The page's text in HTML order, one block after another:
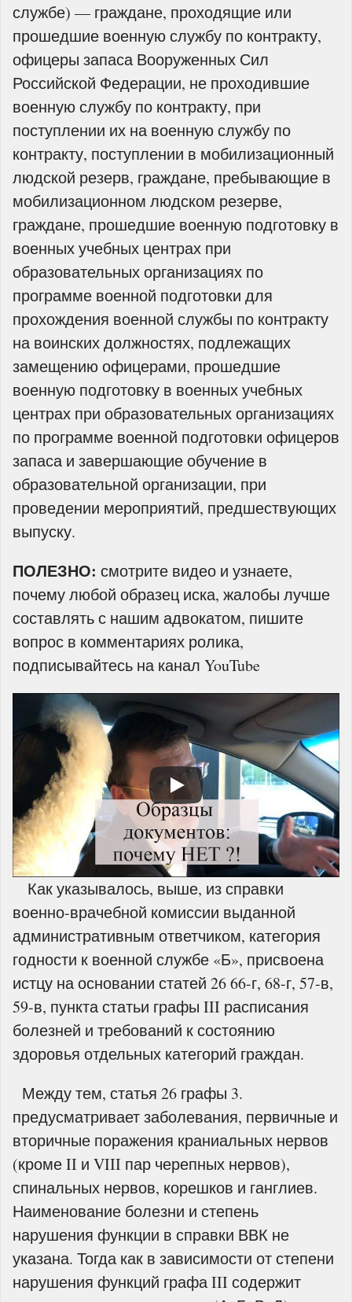
службе) — граждане, проходящие или
прошедшие военную службу по контракту,
офицеры запаса Вооруженных Сил
Российской Федерации, не проходившие
военную службу по контракту, при
поступлении их на военную службу по
контракту, поступлении в мобилизационный
людской резерв, граждане, пребывающие в
мобилизационном людском резерве,
граждане, прошедшие военную подготовку в
военных учебных центрах при
образовательных организациях по
программе военной подготовки для
прохождения военной службы по контракту
на воинских должностях, подлежащих
замещению офицерами, прошедшие
военную подготовку в военных учебных
центрах при образовательных организациях
по программе военной подготовки офицеров
запаса и завершающие обучение в
образовательной организации, при
проведении мероприятий, предшествующих
выпуску.
ПОЛЕЗНО: смотрите видео и узнаете,
почему любой образец иска, жалобы лучше
составлять с нашим адвокатом, пишите
вопрос в комментариях ролика,
подписывайтесь на канал YouTube
Как указывалось, выше, из справки
военно-врачебной комиссии выданной
административным ответчиком, категория
годности к военной службе «Б», присвоена
истцу на основании статей 26 66-г, 68-г, 57-в,
59-в, пункта статьи графы III расписания
болезней и требований к состоянию
здоровья отдельных категорий граждан.
Между тем, статья 26 графы 3.
предусматривает заболевания, первичные и
вторичные поражения краниальных нервов
(кроме II и VIII пар черепных нервов),
спинальных нервов, корешков и ганглиев.
Наименование болезни и степень
нарушения функции в справки ВВК не
указана. Тогда как в зависимости от степени
нарушения функций графа III содержит